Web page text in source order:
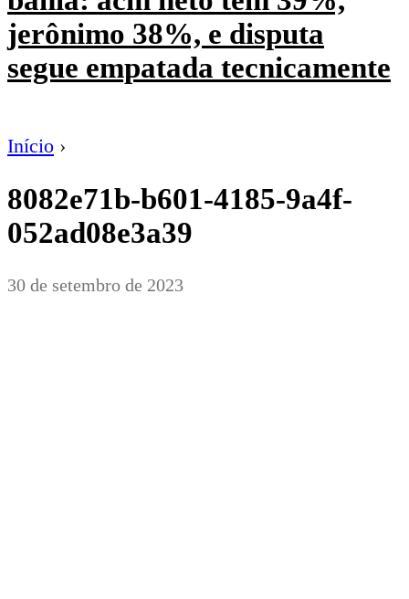
jerônimo 38%, e disputa
segue empatada tecnicamente
Início ›
8082e71b-b601-4185-9a4f-
052ad08e3a39
30 de setembro de 2023